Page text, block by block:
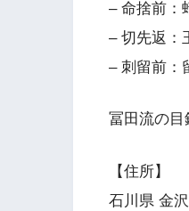
– 命捨前：
– 切先返：
– 刺留前：
冨田流の目
【住所】
石川県 金